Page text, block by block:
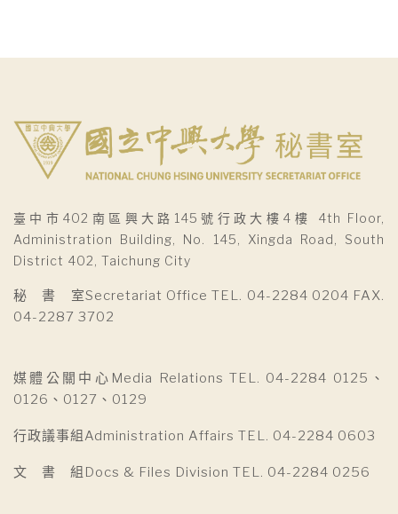
臺中市402南區興大路145號行政大樓4樓 4th Floor,
Administration Building, No. 145, Xingda Road, South
District 402, Taichung City
秘 書 室Secretariat Office TEL. 04-2284 0204 FAX.
04-2287 3702
媒體公關中心Media Relations TEL. 04-2284 0125、
0126、0127、0129
行政議事組Administration Affairs TEL. 04-2284 0603
文 書 組Docs & Files Division TEL. 04-2284 0256